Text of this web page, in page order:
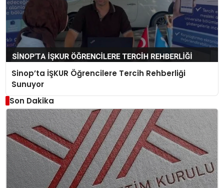
Sinop’ta İŞKUR Öğrencilere Tercih Rehberliği
Sunuyor
Son Dakika